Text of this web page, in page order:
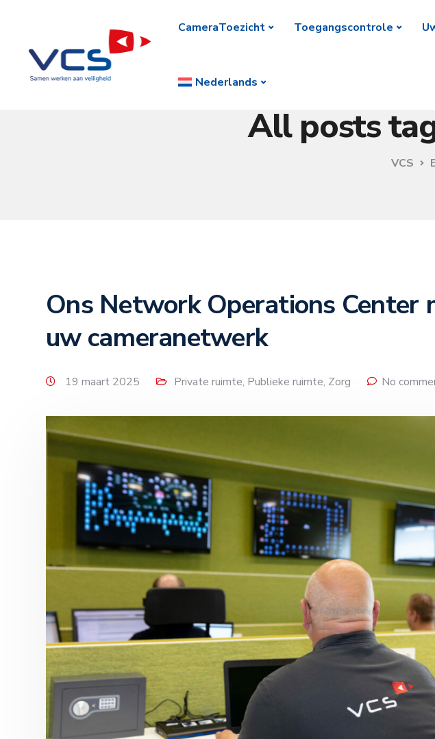
CameraToezicht Toegangscontrole
Nederlands
All posts
VCS
Ons Network Operations Center
uw cameranetwerk
19 maart 2025 Private ruimte, Publieke ruimte, Zorg No